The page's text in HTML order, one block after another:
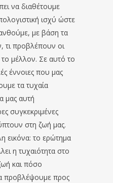
να διαθέτουμε
ισχύ ώστε
με βάση τα
τι προβλέπουν οι
μέλλον. Σε αυτό το
έννοιες που μας
τα τυχαία
μας αυτή
συγκεκριμένες
στη ζωή μας.
εικόνα: το ερώτημα
η τυχαιότητα στο
και πόσο
προβλέψουμε προς